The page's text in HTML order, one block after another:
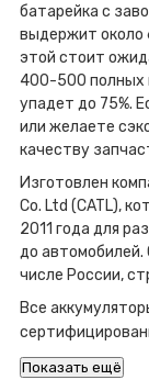
батарейка с
выдержит около
этой стоит
400-500 полных
упадет до 75%.
или желаете
качеству
Изготовлен
Co. Ltd (CATL),
2011 года для
до
числе России,
Все
Показать ещё